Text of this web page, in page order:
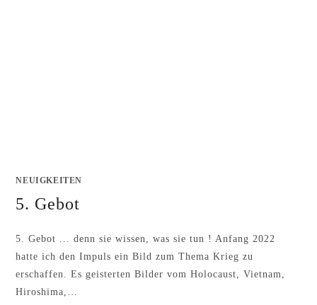
NEUIGKEITEN
5. Gebot
5. Gebot ... denn sie wissen, was sie tun ! Anfang 2022
hatte ich den Impuls ein Bild zum Thema Krieg zu
erschaffen. Es geisterten Bilder vom Holocaust, Vietnam,
Hiroshima,…